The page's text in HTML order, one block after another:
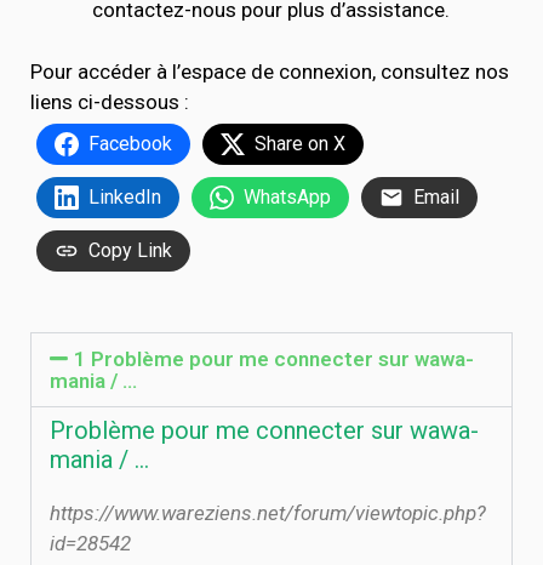
contactez-nous pour plus d’assistance.
Pour accéder à l’espace de connexion, consultez nos
liens ci-dessous :
Facebook Share on X
LinkedIn WhatsApp Email
Copy Link
1 Problème pour me connecter sur wawa-
mania / …
Problème pour me connecter sur wawa-
mania / …
https://www.wareziens.net/forum/viewtopic.php?
id=28542